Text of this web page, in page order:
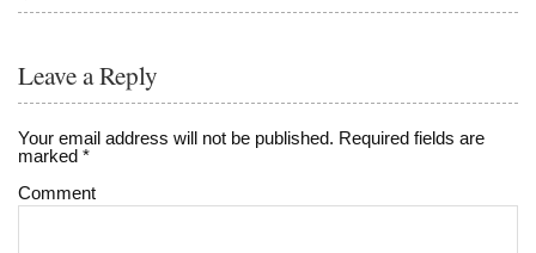
Leave a Reply
Your email address will not be published. Required fields are
marked*
Comment